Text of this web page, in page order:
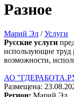
Разное
Марий Эл /Услуги
Русские услуги
использующие труд
возможности,
АО
Размещена:
Регион: Марий Эл